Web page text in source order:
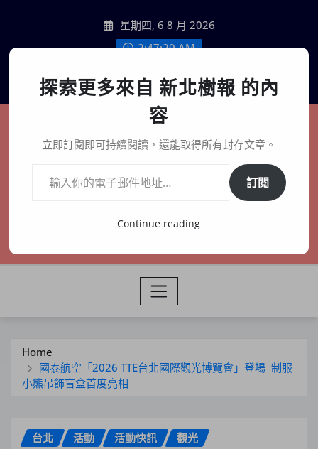
content
星期四, 6 8 月 2026
2:47:31 AM
聯絡我們
新北樹報
在地、記憶、連結、創生
Home
國泰航空「2026 TTE台北國際觀光博覽會」登場 制服
小熊吊飾盲盒首度亮相
台北 活動 活動快訊 觀光
探索更多來自 新北樹報 的內
容
立即訂閱即可持續閱讀，還能取得所有封存文章。
訂閱
Continue reading